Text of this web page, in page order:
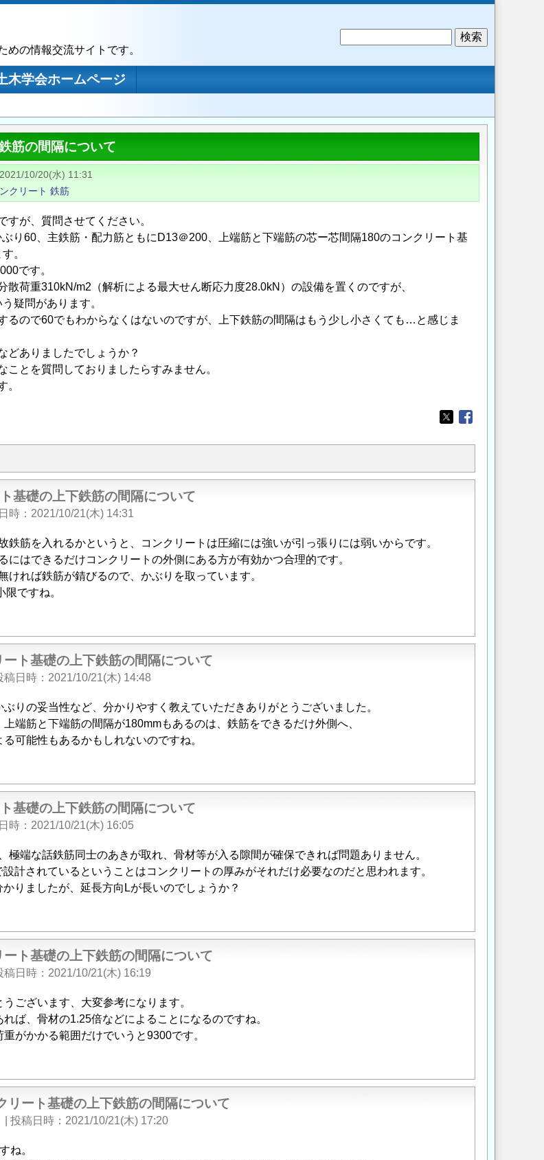
の情報交流サイトです。
木学会ホームページ
筋の間隔について
2021/10/20(水) 11:31
クリート 鉄筋
すが、質問させてください。
り60、主鉄筋・配力筋ともにD13＠200、上端筋と下端筋の芯ー芯間隔180のコンクリート基
。
です。
散荷重310kN/m2（解析による最大せん断応力度28.0kN）の設備を置くのですが、
疑問があります。
るので60でもわからなくはないのですが、上下鉄筋の間隔はもう少し小さくても…と感じま
どありましたでしょうか？
ことを質問しておりましたらすみません。
。
Opens in a new
Opens in a new
基礎の上下鉄筋の間隔について
時 2021/10/21(木) 14:31
鉄筋を入れるかというと、コンクリートは圧縮には強いが引っ張りには弱いからです。
にはできるだけコンクリートの外側にある方が有効かつ合理的です。
ければ鉄筋が錆びるので、かぶりを取っています。
ですね。
ト基礎の上下鉄筋の間隔について
稿日時 2021/10/21(木) 14:48
りの妥当性など、分かりやすく教えていただきありがとうございました。
上端筋と下端筋の間隔が180mmもあるのは、鉄筋をできるだけ外側へ、
可能性もあるかもしれないのですね。
基礎の上下鉄筋の間隔について
時 2021/10/21(木) 16:05
極端な話鉄筋同士のあきが取れ、骨材等が入る隙間が確保できれば問題ありません。
設計されているということはコンクリートの厚みがそれだけ必要なのだと思われます。
りましたが、延長方向Lが長いのでしょうか？
ト基礎の上下鉄筋の間隔について
稿日時 2021/10/21(木) 16:19
ございます、大変参考になります。
ば、骨材の1.25倍などによることになるのですね。
がかかる範囲だけでいうと9300です。
リート基礎の上下鉄筋の間隔について
投稿日時 2021/10/21(木) 17:20
ね。